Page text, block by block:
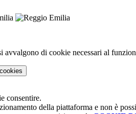
di cookie necessari al
consentire.
della piattaforma e non è